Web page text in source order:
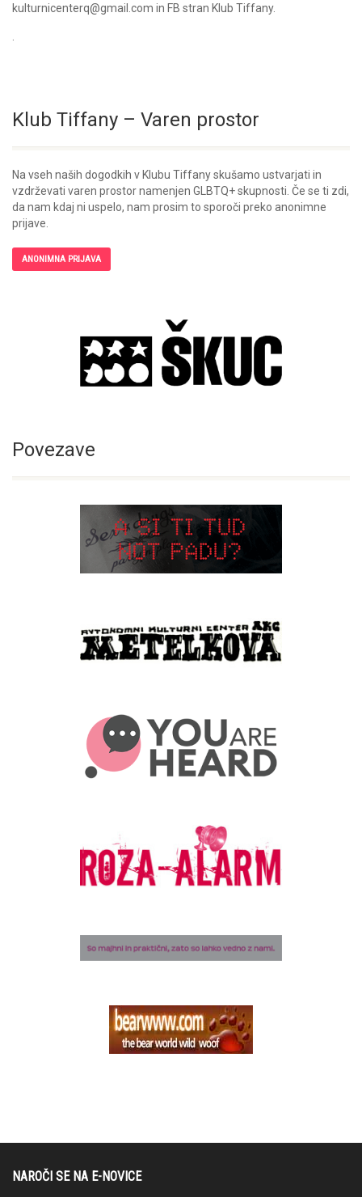
kulturnicenterq@gmail.com in FB stran Klub Tiffany.
Klub Tiffany – Varen prostor
Na vseh naših dogodkih v Klubu Tiffany skušamo ustvarjati in
vzdrževati varen prostor namenjen GLBTQ+ skupnosti. Če se ti zdi,
da nam kdaj ni uspelo, nam prosim to sporoči preko anonimne
prijave.
ANONIMNA PRIJAVA
Povezave
NAROČI SE NA E-NOVICE